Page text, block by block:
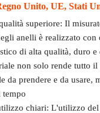
Unito, UE, Stati
superiore: Il
anelli è realizzato con
di alta qualità, duro e
non solo rende tutto il
da prendere e da usare,
tempo
chiari: L'utilizzo del